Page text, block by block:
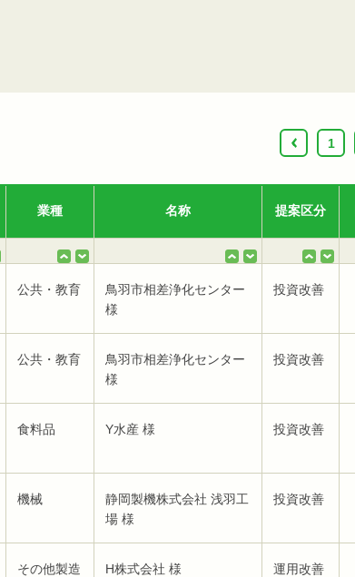
‹
1
業種 名称 提案区分
公共・教育
鳥羽市相差浄化センター
様
投資改善
公共・教育
鳥羽市相差浄化センター
様
投資改善
食料品 Y水産 様 投資改善
機械
静岡製機株式会社 浅羽工
場 様
投資改善
その他製造
H株式会社 様 運用改善